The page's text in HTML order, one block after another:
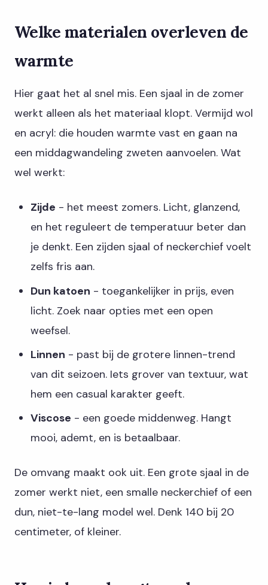
Welke materialen overleven de
warmte
Hier gaat het al snel mis. Een sjaal in de zomer
werkt alleen als het materiaal klopt. Vermijd wol
en acryl: die houden warmte vast en gaan na
een middagwandeling zweten aanvoelen. Wat
wel werkt:
Zijde - het meest zomers. Licht, glanzend,
en het reguleert de temperatuur beter dan
je denkt. Een zijden sjaal of neckerchief voelt
zelfs fris aan.
Dun katoen - toegankelijker in prijs, even
licht. Zoek naar opties met een open
weefsel.
Linnen - past bij de grotere linnen-trend
van dit seizoen. Iets grover van textuur, wat
hem een casual karakter geeft.
Viscose - een goede middenweg. Hangt
mooi, ademt, en is betaalbaar.
De omvang maakt ook uit. Een grote sjaal in de
zomer werkt niet, een smalle neckerchief of een
dun, niet-te-lang model wel. Denk 140 bij 20
centimeter, of kleiner.